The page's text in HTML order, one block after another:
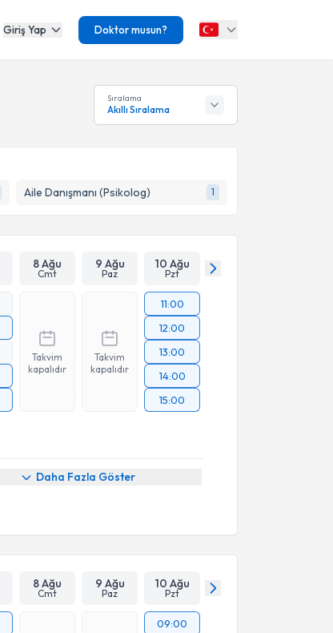
Giriş Yap Doktor musun?
Sıralama
Akıllı Sıralama
Aile Danışmanı (Psikolog) 1
8 Ağu
Cmt
9 Ağu
Paz
10 Ağu
Pzt
Takvim
kapalıdır
Takvim
kapalıdır
11:00
12:00
13:00
14:00
15:00
Daha Fazla Göster
8 Ağu
Cmt
9 Ağu
Paz
10 Ağu
Pzt
09:00